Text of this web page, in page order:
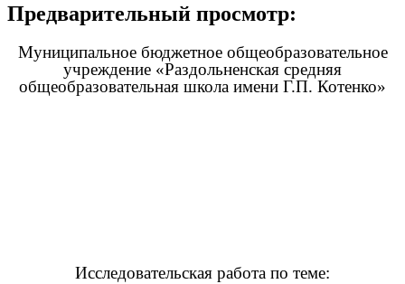
Предварительный просмотр:
Муниципальное бюджетное общеобразовательное
учреждение «Раздольненская средняя
общеобразовательная школа имени Г.П. Котенко»
Исследовательская работа по теме: